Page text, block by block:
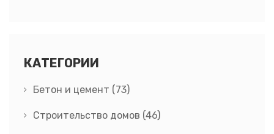
КАТЕГОРИИ
Бетон и цемент (73)
Строительство домов (46)